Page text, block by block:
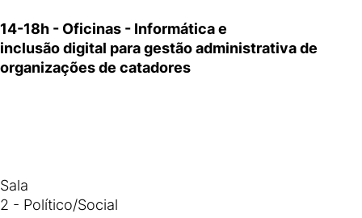
14-18h - Oficinas - Informática e
inclusão digital para gestão administrativa de
organizações de catadores
Sala
2 - Político/Social